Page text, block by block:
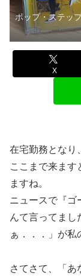
ポップ・ステッ
X
在宅勤務となり
ここまで来ます
ますね。
ニュースで『ゴ
んて言ってまし
ぁ．．．」が私
さてさて、「あ